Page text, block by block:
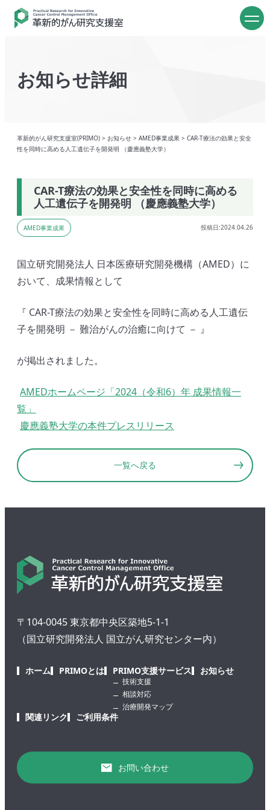
お知らせ詳細
革新的がん研究支援室(PRIMO) > お知らせ > AMED事業成果 > CAR-T療法の効果と安全
性を同時に高める人工遺伝子を開発明 （慶應義塾大学）
CAR-T療法の効果と安全性を同時に高める
人工遺伝子を開発明 （慶應義塾大学）
AMED事業成果 投稿日:2024.04.26
国立研究開発法人 日本医療研究開発機構（AMED）に
おいて、成果情報として
『 CAR-T療法の効果と安全性を同時に高める人工遺伝
子を開発明 － 難治がんの治癒に向けて － 』
が掲出されました。
AMEDホームページ「2024（令和6）年 成果情報一
覧」
慶應義塾大学の本件プレスリリース
一覧へ戻る
〒104-0045 東京都中央区築地5-1-1
（国立研究開発法人 国立がん研究センター内）
ホーム PRIMOとは PRIMO支援サービス
技術支援
相談対応
治療開発マップ
お知らせ
関連リンク ご利用条件
お問い合わせ